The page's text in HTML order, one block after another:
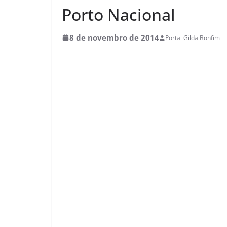
Porto Nacional
8 de novembro de 2014 Portal Gilda Bonfim